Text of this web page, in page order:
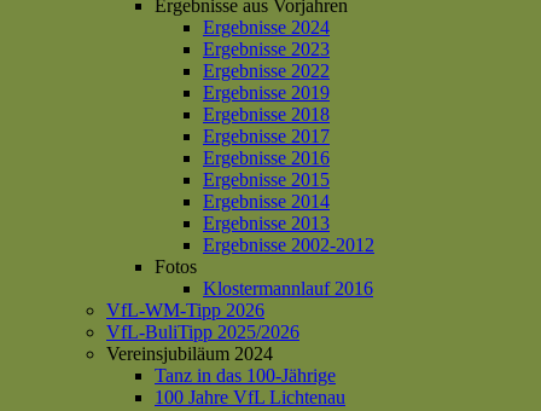
Ergebnisse aus Vorjahren
Ergebnisse 2024
Ergebnisse 2023
Ergebnisse 2022
Ergebnisse 2019
Ergebnisse 2018
Ergebnisse 2017
Ergebnisse 2016
Ergebnisse 2015
Ergebnisse 2014
Ergebnisse 2013
Ergebnisse 2002-2012
Fotos
Klostermannlauf 2016
VfL-WM-Tipp 2026
VfL-BuliTipp 2025/2026
Vereinsjubiläum 2024
Tanz in das 100-Jährige
100 Jahre VfL Lichtenau